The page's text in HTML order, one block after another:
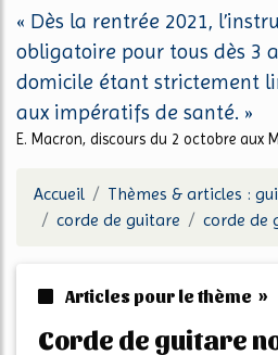
« Dès la rentrée 2021,
obligatoire pour tous dès 3
domicile étant strictement
aux impératifs de santé. »
E. Macron, discours du 2 octobre aux
Accueil
Thèmes & articles :
corde de guitare
corde de
Articles pour le thème »
corde de guitare